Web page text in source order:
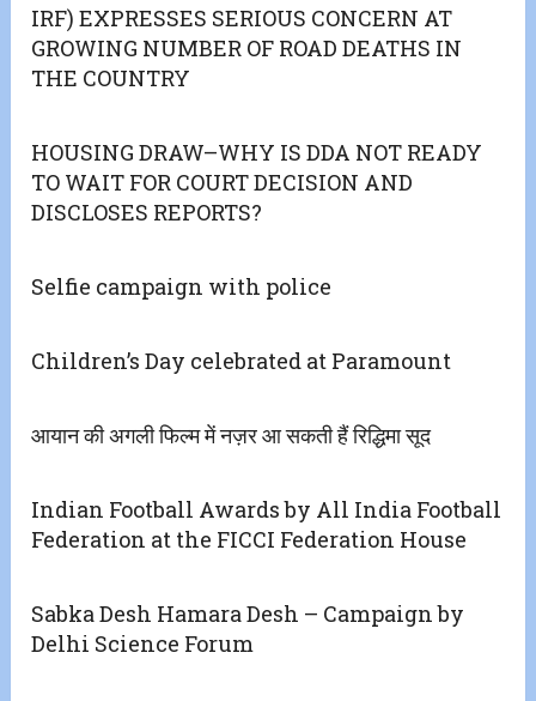
IRF) EXPRESSES SERIOUS CONCERN AT
GROWING NUMBER OF ROAD DEATHS IN
THE COUNTRY
HOUSING DRAW–WHY IS DDA NOT READY
TO WAIT FOR COURT DECISION AND
DISCLOSES REPORTS?
Selfie campaign with police
Children’s Day celebrated at Paramount
आयान की अगली फिल्म में नज़र आ सकती हैं रिद्धिमा सूद
Indian Football Awards by All India Football
Federation at the FICCI Federation House
Sabka Desh Hamara Desh – Campaign by
Delhi Science Forum